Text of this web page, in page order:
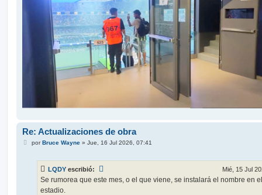
Re: Actualizaciones de obra
Mpor Bruce Wayne» Jue, 16 Jul 2026, 07:41
LQDY escribió: Mié, 15 Jul
Se rumorea que este mes, o el que viene, se instalará el nombre en el
estadio.